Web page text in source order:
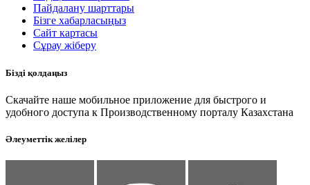
Пайдалану шарттары
Бізге хабарласыңыз
Сайт картасы
Сұрау жіберу
Бізді қолдаңыз
Скачайте наше мобильное приложение для быстрого и
удобного доступа к Производственному порталу Казахстана
Әлеуметтік желілер